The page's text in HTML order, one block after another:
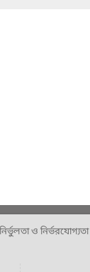
ও নির্ভরযোগ্যতা